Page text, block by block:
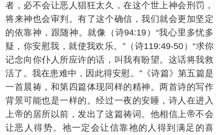
者，必不会让恶人猖狂太久，在这个世上神会刑罚，
将来神也会审判。有了这个确信，我们就会更加坚定
的依靠神，跟随神。就像（诗94:19）“我心里多忧多
疑，你安慰我，就使我欢乐。”（诗119:49-50）“求你
记念向你仆人所应许的话，叫我有盼望。这话将我救
活了。我在患难中，因此得安慰。”《诗篇》第五篇是
一首晨祷，和第四篇体现同样的精神。两首诗的写作
背景可能也是一样的。经过一夜的安睡，诗人在进入
上帝的居所以前，发出了这篇祷词。他相信上帝不会
让恶人得势。祂一定会让信靠祂的人得到满足的喜